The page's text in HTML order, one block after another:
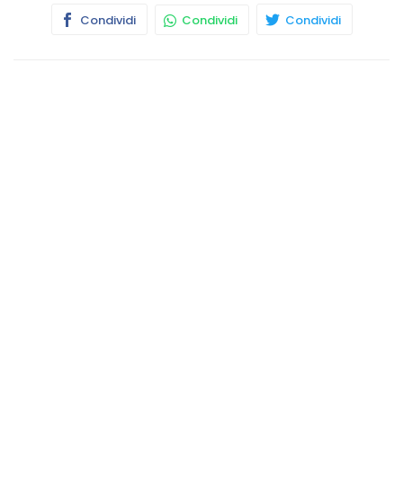
Condividi Condividi Condividi